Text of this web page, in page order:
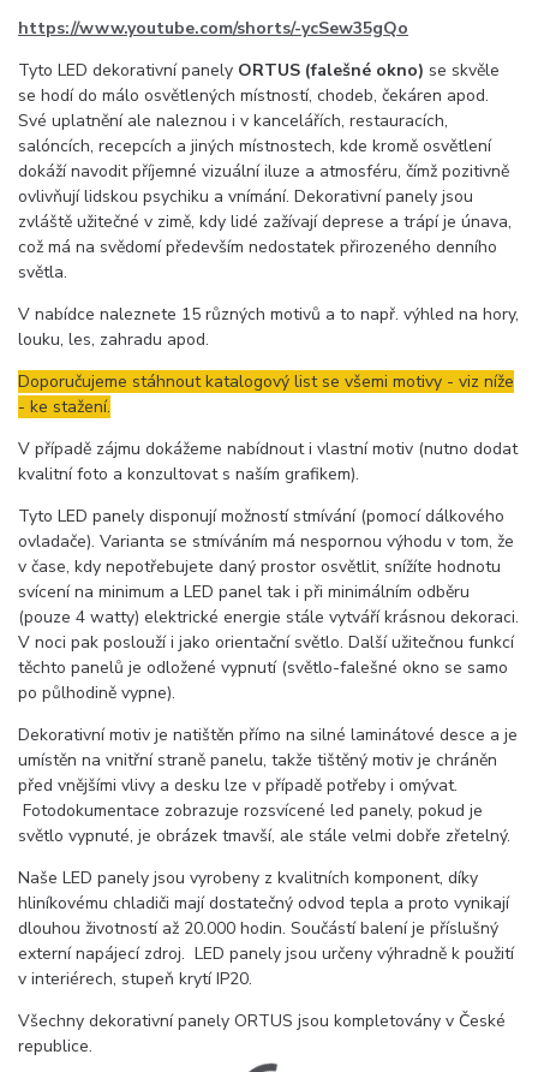
https://www.youtube.com/shorts/-ycSew35gQo
Tyto LED dekorativní panely ORTUS (falešné okno) se skvěle
se hodí do málo osvětlených místností, chodeb, čekáren apod.
Své uplatnění ale naleznou i v kancelářích, restauracích,
salóncích, recepcích a jiných místnostech, kde kromě osvětlení
dokáží navodit příjemné vizuální iluze a atmosféru, čímž pozitivně
ovlivňují lidskou psychiku a vnímání. Dekorativní panely jsou
zvláště užitečné v zimě, kdy lidé zažívají deprese a trápí je únava,
což má na svědomí především nedostatek přirozeného denního
světla.
V nabídce naleznete 15 různých motivů a to např. výhled na hory,
louku, les, zahradu apod.
Doporučujeme stáhnout katalogový list se všemi motivy - viz níže
- ke stažení.
V případě zájmu dokážeme nabídnout i vlastní motiv (nutno dodat
kvalitní foto a konzultovat s naším grafikem).
Tyto LED panely disponují možností stmívání (pomocí dálkového
ovladače). Varianta se stmíváním má nespornou výhodu v tom, že
v čase, kdy nepotřebujete daný prostor osvětlit, snížíte hodnotu
svícení na minimum a LED panel tak i při minimálním odběru
(pouze 4 watty) elektrické energie stále vytváří krásnou dekoraci.
V noci pak poslouží i jako orientační světlo. Další užitečnou funkcí
těchto panelů je odložené vypnutí (světlo-falešné okno se samo
po půlhodině vypne).
Dekorativní motiv je natištěn přímo na silné laminátové desce a je
umístěn na vnitřní straně panelu, takže tištěný motiv je chráněn
před vnějšími vlivy a desku lze v případě potřeby i omývat.
Fotodokumentace zobrazuje rozsvícené led panely, pokud je
světlo vypnuté, je obrázek tmavší, ale stále velmi dobře zřetelný.
Naše LED panely jsou vyrobeny z kvalitních komponent, díky
hliníkovému chladiči mají dostatečný odvod tepla a proto vynikají
dlouhou životností až 20.000 hodin. Součástí balení je příslušný
externí napájecí zdroj. LED panely jsou určeny výhradně k použití
v interiérech, stupeň krytí IP20.
Všechny dekorativní panely ORTUS jsou kompletovány v České
republice.